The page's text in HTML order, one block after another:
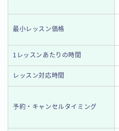
最小レッスン価格
1レッスンあたりの時間
レッスン対応時間
予約・キャンセルタイミング